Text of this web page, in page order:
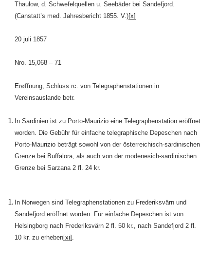
Thaulow, d. Schwefelquellen u. Seebäder bei Sandefjord.
(Canstatt’s med. Jahresbericht 1855. V.)[x]
20 juli 1857
Nro. 15,068 – 71
Erøffnung, Schluss rc. von Telegraphenstationen in
Vereinsauslande betr.
In Sardinien ist zu Porto-Maurizio eine Telegraphenstation eröffnet
worden. Die Gebühr für einfache telegraphische Depeschen nach
Porto-Maurizio beträgt sowohl von der österreichisch-sardinischen
Grenze bei Buffalora, als auch von der modenesich-sardinischen
Grenze bei Sarzana 2 fl. 24 kr.
In Norwegen sind Telegraphenstationen zu Frederiksvärn und
Sandefjord eröffnet worden. Für einfache Depeschen ist von
Helsingborg nach Frederiksvärn 2 fl. 50 kr., nach Sandefjord 2 fl.
10 kr. zu erheben[xi]